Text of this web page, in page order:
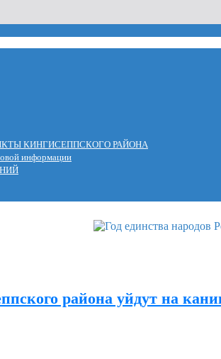
КИНГИСЕППСКОГО РАЙОНА
информации
района уйдут на